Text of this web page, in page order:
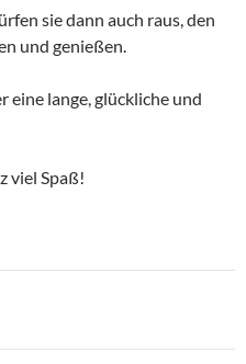
sie dann auch raus, den
und genießen.
lange, glückliche und
viel Spaß!